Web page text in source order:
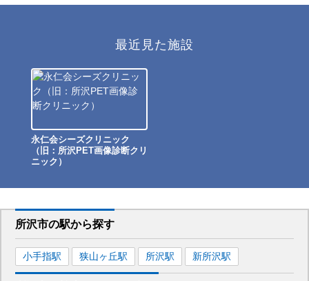
最近見た施設
永仁会シーズクリニック
（旧：所沢PET画像診断クリ
ニック）
所沢市の駅から探す
小手指駅 狭山ヶ丘駅 所沢駅 新所沢駅